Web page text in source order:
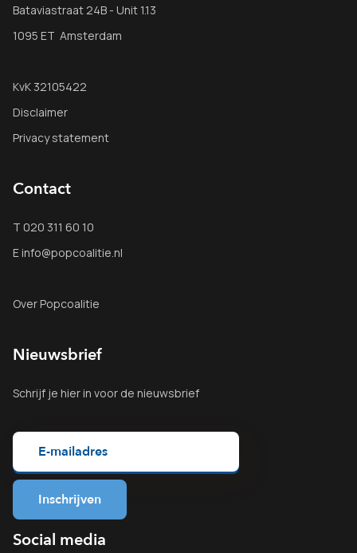
Bataviastraat 24B - Unit 1.13
1095 ET Amsterdam
KvK 32105422
Disclaimer
Privacy statement
Contact
T 020 311 60 10
E info@popcoalitie.nl
Over Popcoalitie
Nieuwsbrief
Schrijf je hierin voor de nieuwsbrief
Social media